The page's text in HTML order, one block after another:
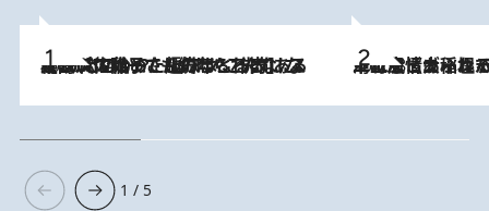
2026.8.5
【阿川佐和子さんの年とる力】なぜ70代で始めた趣味は“こんなに楽しい”のか？ ピアノ、俳句…スランプに陥っても続けられる“ある秘訣”とは 2026.8.5
下町風情あふれる台北屈指の人気エリア・大稲埕でセンスのいい台湾土産《ヴ
1 / 5